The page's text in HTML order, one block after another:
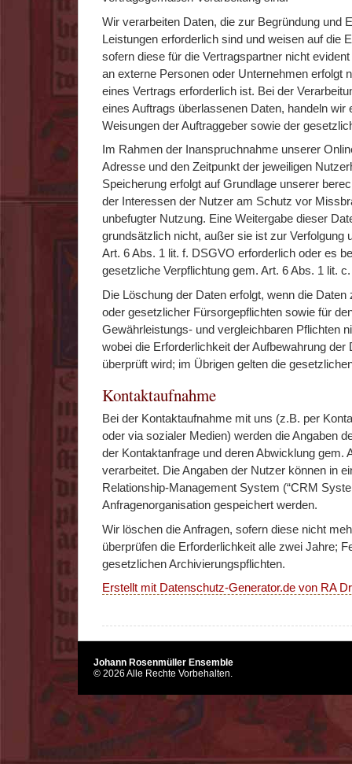
Wir verarbeiten Daten, die zur Begründung und
Leistungen erforderlich sind und weisen auf die
sofern diese für die Vertragspartner nicht
an externe Personen oder Unternehmen erfolgt
eines Vertrags erforderlich ist. Bei der
eines Auftrags überlassenen Daten, handeln wir
Weisungen der Auftraggeber sowie der
Im Rahmen der Inanspruchnahme unserer
Adresse und den Zeitpunkt der jeweiligen
Speicherung erfolgt auf Grundlage unserer
der Interessen der Nutzer am Schutz vor
unbefugter Nutzung. Eine Weitergabe dieser
grundsätzlich nicht, außer sie ist zur Verfolgung
Art. 6 Abs. 1 lit. f. DSGVO erforderlich oder es
gesetzliche Verpflichtung gem. Art. 6 Abs. 1 lit.
Die Löschung der Daten erfolgt, wenn die
oder gesetzlicher Fürsorgepflichten sowie für
Gewährleistungs- und vergleichbaren Pflichten
wobei die Erforderlichkeit der Aufbewahrung der
überprüft wird; im Übrigen gelten die
Kontaktaufnahme
Bei der Kontaktaufnahme mit uns (z.B. per
oder via sozialer Medien) werden die Angaben
der Kontaktanfrage und deren Abwicklung gem.
verarbeitet. Die Angaben der Nutzer können in
Relationship-Management System (“CRM
Anfragenorganisation gespeichert werden.
Wir löschen die Anfragen, sofern diese nicht
überprüfen die Erforderlichkeit alle zwei Jahre;
gesetzlichen Archivierungspflichten.
Erstellt mit Datenschutz-Generator.de von RA
Johann Rosenmüller Ensemble
© 2026 Alle Rechte Vorbehalten.